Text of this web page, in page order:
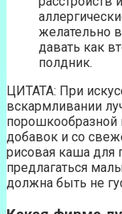
желательно
давать как
полдник.
ЦИТАТА: При
вскармливании
порошкообразной
добавок и со
рисовая каша для
предлагаться
должна быть не